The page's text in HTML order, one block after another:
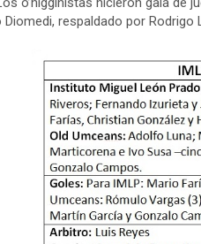
respaldado por